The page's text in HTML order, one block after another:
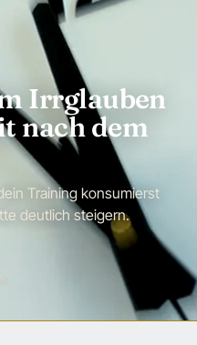
Irrglauben
nach dem
Training konsumierst
deutlich steigern.